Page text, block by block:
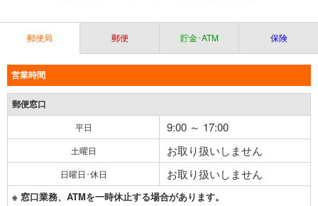
郵便局 郵便 貯金･ATM 保険
営業時間
郵便窓口
平日 9:00 ～ 17:00
土曜日 お取り扱いしません
日曜日･休日 お取り扱いしません
※ 窓口業務、ATMを一時休止する場合があります。